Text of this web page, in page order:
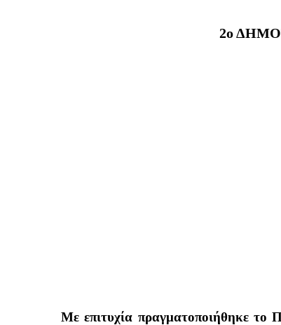
2ο
Με επιτυχία πραγματοποιήθηκε το